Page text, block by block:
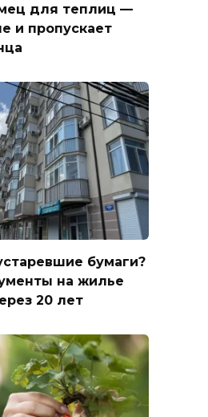
для теплиц —
и пропускает
бумаги?
на жилье
20 лет